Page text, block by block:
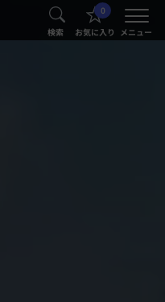
検索
0
お気に入り メニュー
®